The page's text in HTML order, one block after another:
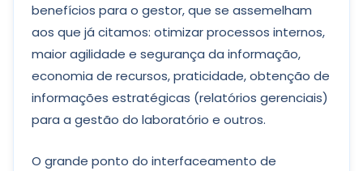
benefícios para o gestor, que se assemelham
aos que já citamos: otimizar processos internos,
maior agilidade e segurança da informação,
economia de recursos, praticidade, obtenção de
informações estratégicas (relatórios gerenciais)
para a gestão do laboratório e outros.
O grande ponto do interfaceamento de